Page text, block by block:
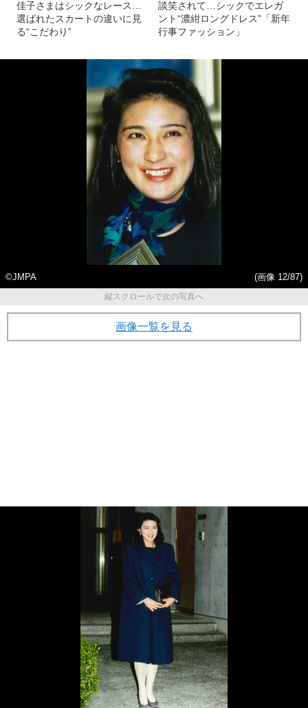
佳子さまはシックなレース…
選ばれたスカートの違いに見
る“こだわり”
談笑されて…シックでエレガ
ント“濃紺ロングドレス”「新年
行事ファッション」
©JMPA
(画像 12/87)
縦スクロールで次の写真へ
画像一覧を見る